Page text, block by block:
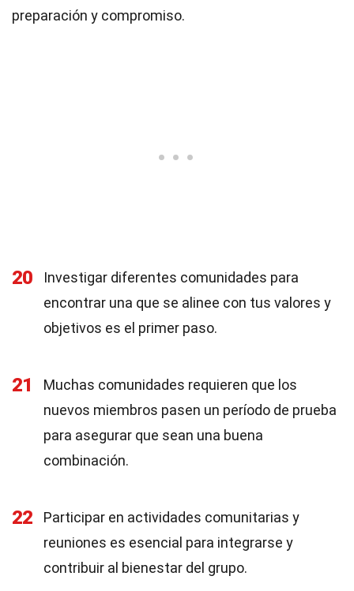
preparación y compromiso.
20
Investigar diferentes comunidades para
encontrar una que se alinee con tus valores y
objetivos es el primer paso.
21
Muchas comunidades requieren que los
nuevos miembros pasen un período de prueba
para asegurar que sean una buena
combinación.
22
Participar en actividades comunitarias y
reuniones es esencial para integrarse y
contribuir al bienestar del grupo.